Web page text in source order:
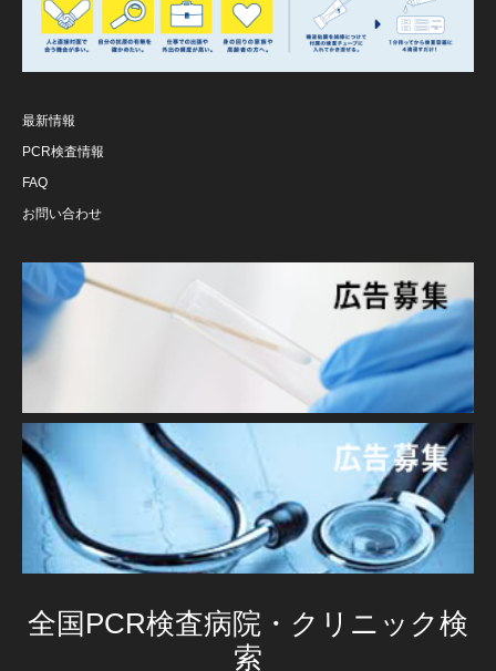
最新情報
PCR検査情報
FAQ
お問い合わせ
全国PCR検査病院・クリニック検
索